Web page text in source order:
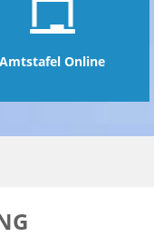
Amtstafel Online